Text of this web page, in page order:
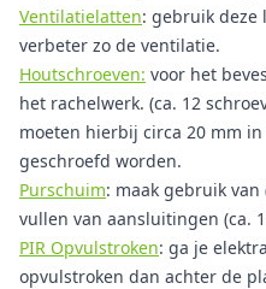
Ventilatielatten: gebruik deze
verbeter zo de ventilatie.
Houtschroeven: voor het
het rachelwerk. (ca. 12
moeten hierbij circa 20 mm
geschroefd worden.
Purschuim: maak gebruik
vullen van aansluitingen (ca.
PIR Opvulstroken: ga je
opvulstroken dan achter de